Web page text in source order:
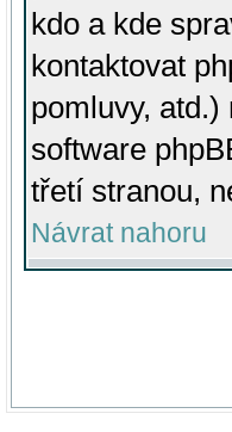
kdo a kde
kontaktovat
pomluvy,
software
třetí stranou,
Návrat nahoru